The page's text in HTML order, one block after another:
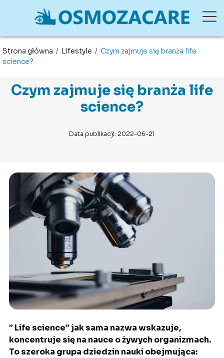
Strona główna / Lifestyle / Czym zajmuje się branża life
science?
Czym zajmuje się branża life
science?
Data publikacji: 2022-06-21
” Life science” jak sama nazwa wskazuje,
koncentruje się na nauce o żywych organizmach.
To szeroka grupa dziedzin nauki obejmująca: